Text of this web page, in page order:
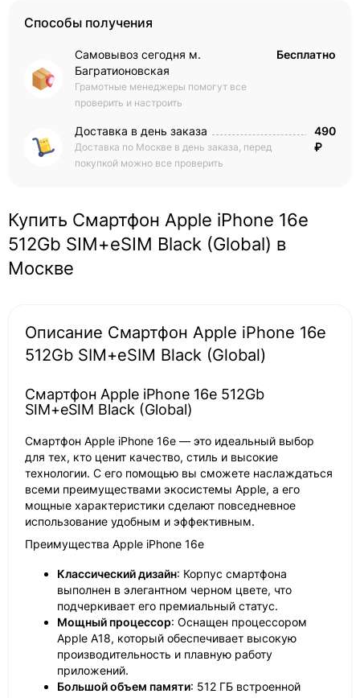
Способы получения
Самовывоз сегодня м.
Багратионовская
Грамотные менеджеры помогут все
проверить и настроить
Бесплатно
Доставка в день заказа
Доставка по Москве в день заказа, перед
покупкой можно все проверить
490
₽
Купить Смартфон Apple iPhone 16e
512Gb SIM+eSIM Black (Global) в
Москве
Описание Смартфон Apple iPhone 16e
512Gb SIM+eSIM Black (Global)
Смартфон Apple iPhone 16e 512Gb
SIM+eSIM Black (Global)
Смартфон Apple iPhone 16e — это идеальный выбор
для тех, кто ценит качество, стиль и высокие
технологии. С его помощью вы сможете наслаждаться
всеми преимуществами экосистемы Apple, а его
мощные характеристики сделают повседневное
использование удобным и эффективным.
Преимущества Apple iPhone 16e
Классический дизайн: Корпус смартфона
выполнен в элегантном черном цвете, что
подчеркивает его премиальный статус.
Мощный процессор: Оснащен процессором
Apple A18, который обеспечивает высокую
производительность и плавную работу
приложений.
Большой объем памяти: 512 ГБ встроенной